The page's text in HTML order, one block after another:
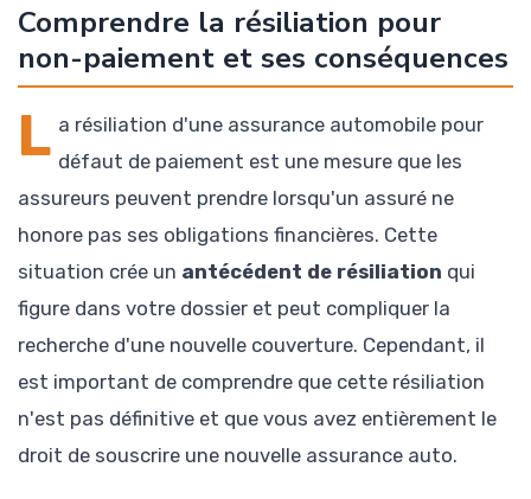
Comprendre la résiliation pour
non-paiement et ses conséquences
L a résiliation d'une assurance automobile pour
défaut de paiement est une mesure que les
assureurs peuvent prendre lorsqu'un assuré ne
honore pas ses obligations financières. Cette
situation crée un antécédent de résiliation qui
figure dans votre dossier et peut compliquer la
recherche d'une nouvelle couverture. Cependant, il
est important de comprendre que cette résiliation
n'est pas définitive et que vous avez entièrement le
droit de souscrire une nouvelle assurance auto.